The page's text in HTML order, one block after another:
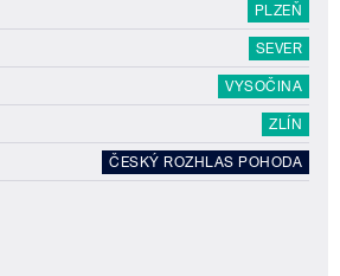
PLZEŇ
SEVER
VYSOČINA
ZLÍN
ČESKÝ ROZHLAS POHODA